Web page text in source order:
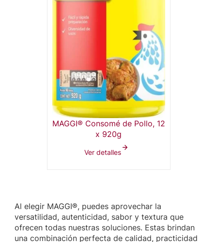
MAGGI® Consomé de Pollo, 12
x 920g
Ver detalles
Al elegir MAGGI®, puedes aprovechar la
versatilidad, autenticidad, sabor y textura que
ofrecen todas nuestras soluciones. Estas brindan
una combinación perfecta de calidad, practicidad